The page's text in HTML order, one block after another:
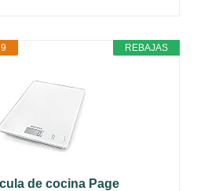
REBAJAS
de cocina Page